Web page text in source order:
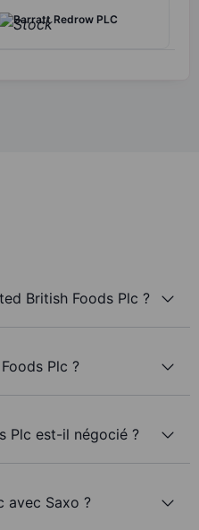
Barratt Redrow PLC
British Foods Plc ?
Plc ?
Plc est-il négocié ?
avec Saxo ?